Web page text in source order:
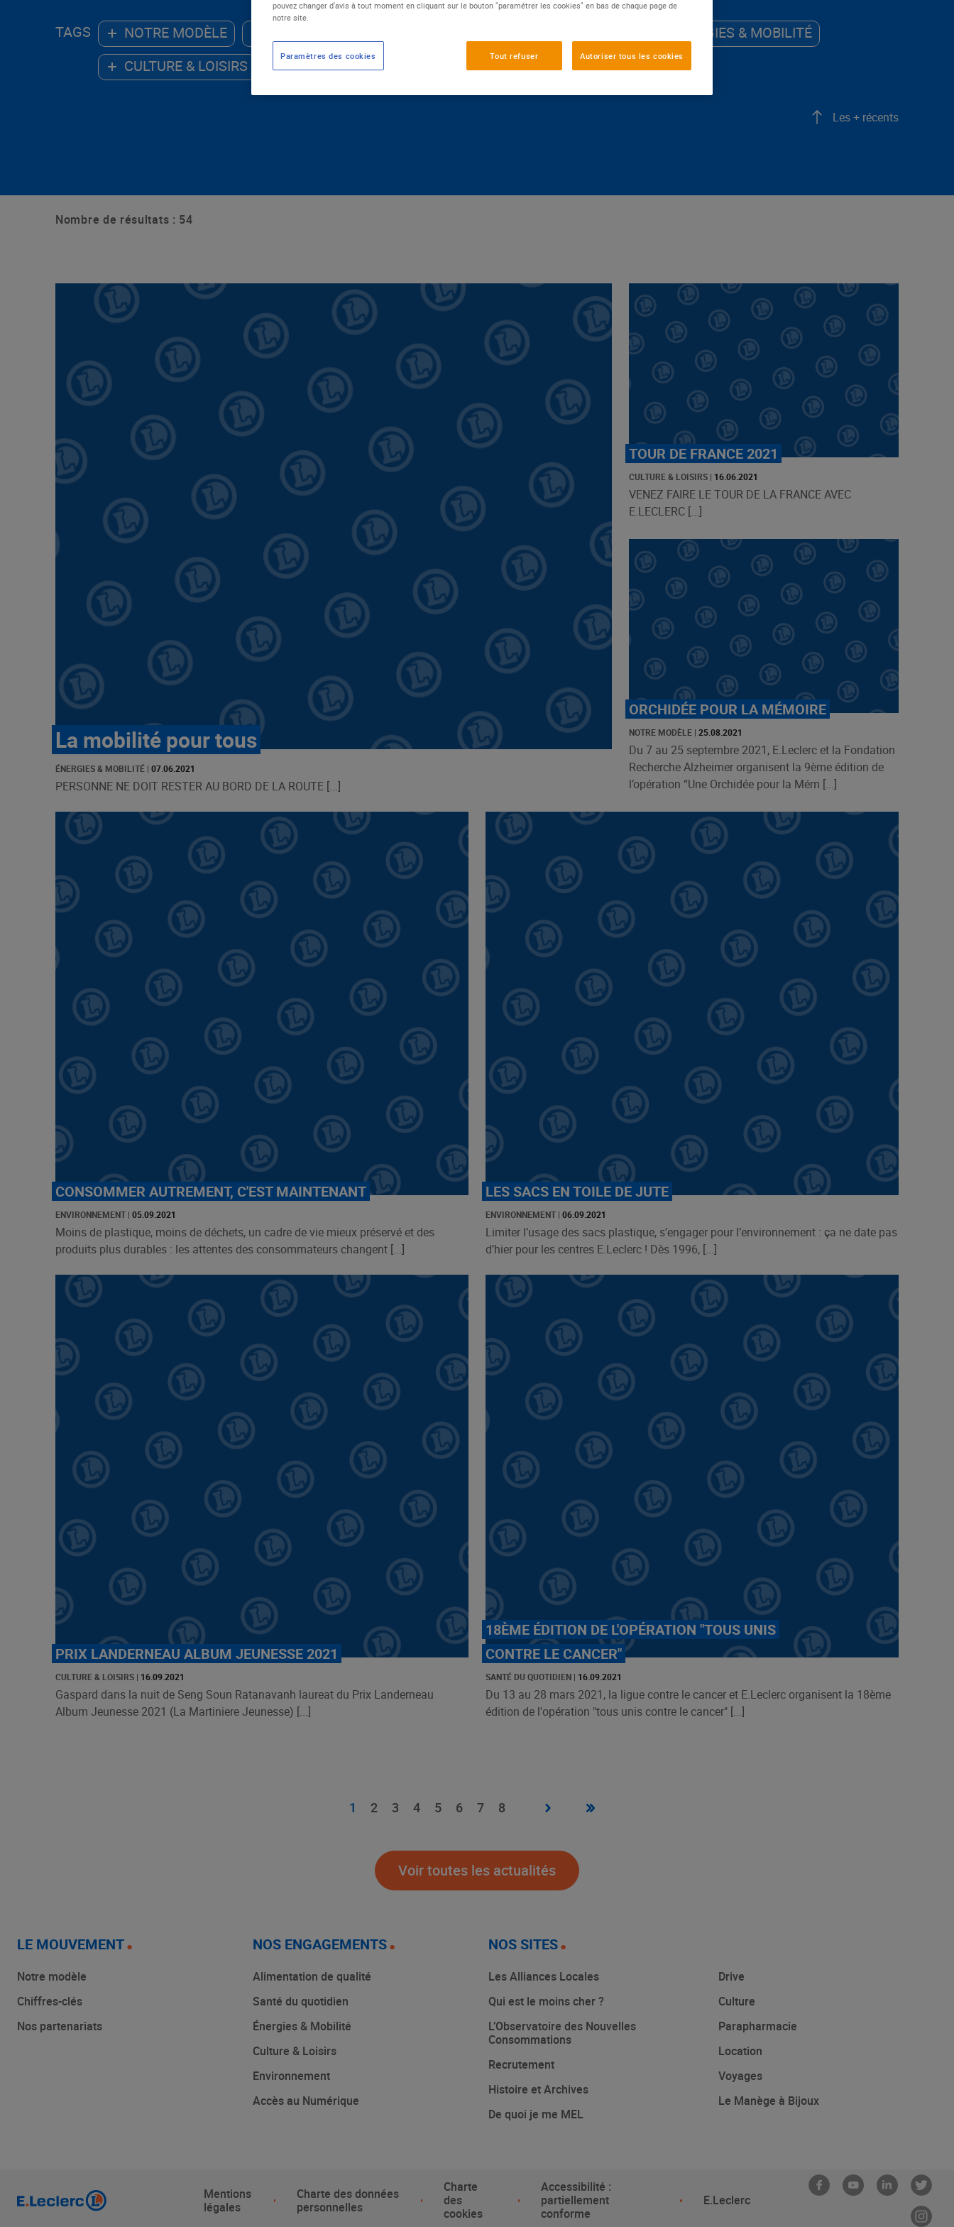
TAGS NOTRE MODÈLE
ÉNERGIES & MOBILITÉ
CULTURE & LOISIRS
ENVIRONNEMENT ACCÈS AU NUMÉRIQUE
Les + récents
Nombre de résultats : 54
La mobilité pour tous
ÉNERGIES & MOBILITÉ | 07.06.2021
PERSONNE NE DOIT RESTER AU BORD DE LA ROUTE [...]
TOUR DE FRANCE 2021
CULTURE & LOISIRS | 16.06.2021
VENEZ FAIRE LE TOUR DE LA FRANCE AVEC
E.LECLERC [...]
ORCHIDÉE POUR LA MÉMOIRE
NOTRE MODÈLE | 25.08.2021
Du 7 au 25 septembre 2021, E.Leclerc et la Fondation
Recherche Alzheimer organisent la 9ème édition de
l’opération “Une Orchidée pour la Mém [...]
CONSOMMER AUTREMENT, C'EST MAINTENANT
ENVIRONNEMENT | 05.09.2021
Moins de plastique, moins de déchets, un cadre de vie mieux préservé et des
produits plus durables : les attentes des consommateurs changent [...]
LES SACS EN TOILE DE JUTE
ENVIRONNEMENT | 06.09.2021
Limiter l’usage des sacs plastique, s’engager pour l’environnement : ça ne date pas
d’hier pour les centres E.Leclerc ! Dès 1996, [...]
PRIX LANDERNEAU ALBUM JEUNESSE 2021
CULTURE & LOISIRS | 16.09.2021
Gaspard dans la nuit de Seng Soun Ratanavanh laureat du Prix Landerneau
Album Jeunesse 2021 (La Martiniere Jeunesse) [...]
18ÈME ÉDITION DE L'OPÉRATION "TOUS UNIS
CONTRE LE CANCER"
SANTÉ DU QUOTIDIEN | 16.09.2021
Du 13 au 28 mars 2021, la ligue contre le cancer et E.Leclerc organisent la 18ème
édition de l'opération "tous unis contre le cancer" [...]
Page
1 Page
2 Page
3 Page
4 Page
5 Page
6 Page
7 Page
8
suivante
Dernière
page
»
Voir toutes les actualités
LE MOUVEMENT
Notre modèle
Chiffres-clés
Nos partenariats
NOS ENGAGEMENTS
Alimentation de qualité
Santé du quotidien
Énergies & Mobilité
Culture & Loisirs
Environnement
Accès au Numérique
NOS SITES
Les Alliances Locales
Qui est le moins cher ?
L’Observatoire des Nouvelles
Consommations
Recrutement
Histoire et Archives
De quoi je me MEL
Drive
Culture
Parapharmacie
Location
Voyages
Le Manège à Bijoux
Mentions
légales
Charte des données
personnelles
Charte
des
cookies
Accessibilité :
partiellement
conforme
E.Leclerc
pouvez changer d'avis à tout moment en cliquant sur le bouton "paramétrer les cookies" en bas de chaque page de
notre site.
Tout refuser Autoriser tous les cookies
Paramètres des cookies